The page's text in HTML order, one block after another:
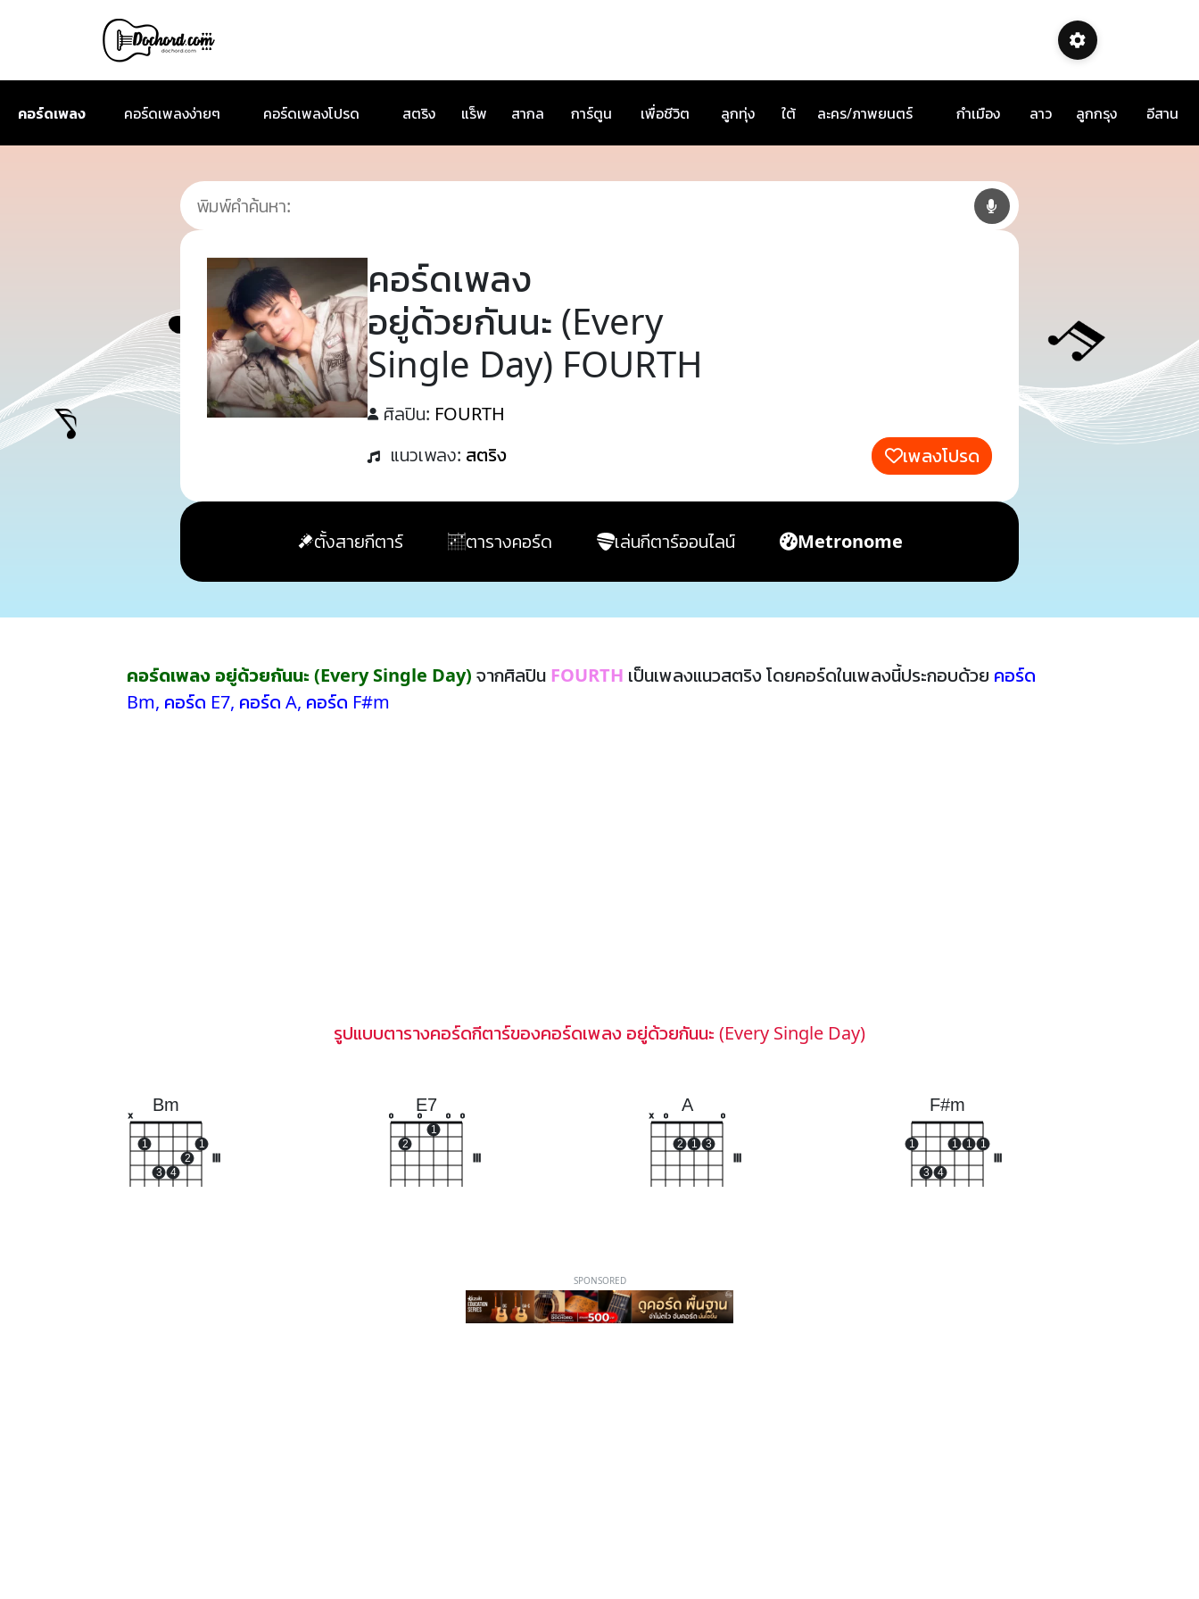
คอร์ดเพลง คอร์ดเพลงง่ายๆ คอร์ดเพลงโปรด สตริง แร็พ สากล การ์ตูน เพื่อชีวิต ลูกทุ่ง ใต้ ละคร/ภาพยนตร์ กำเมือง ลาว ลูกกรุง อีสาน
คอร์ดเพลง
อยู่ด้วยกันนะ (Every
Single Day) FOURTH
ศิลปิน: FOURTH
แนวเพลง: สตริง เพลงโปรด
ตั้งสายกีตาร์ ตารางคอร์ด เล่นกีตาร์ออนไลน์ Metronome
คอร์ดเพลง อยู่ด้วยกันนะ (Every Single Day) จากศิลปิน FOURTH เป็นเพลงแนวสตริง โดยคอร์ดในเพลงนี้ประกอบด้วย คอร์ด
Bm, คอร์ด E7, คอร์ด A, คอร์ด F#m
รูปแบบตารางคอร์ดกีตาร์ของคอร์ดเพลง อยู่ด้วยกันนะ (Every Single Day)
Bm
x
1
3 4
2
1
E7
o
2
o
1
o o
A
x o
2 1 3
o
F#m
1
3 4
1 1 1
SPONSORED